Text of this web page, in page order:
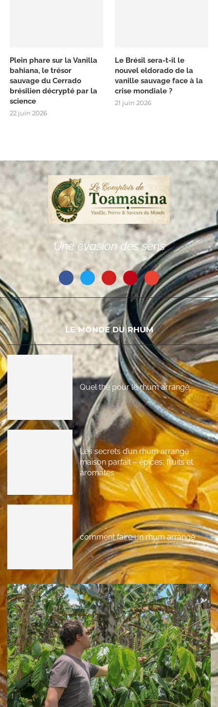
Plein phare sur la Vanilla
bahiana, le trésor
sauvage du Cerrado
brésilien décrypté par la
science
22 juin 2026
Le Brésil sera-t-il le
nouvel eldorado de la
vanille sauvage face à la
crise mondiale ?
21 juin 2026
Une évasion des sens
LE MONDE DU RHUM
Quel thé pour le rhum arrangé
Les secrets d’un rhum arrangé
maison parfait – épices, fruits et
aromates
comment faire un rhum arrangé